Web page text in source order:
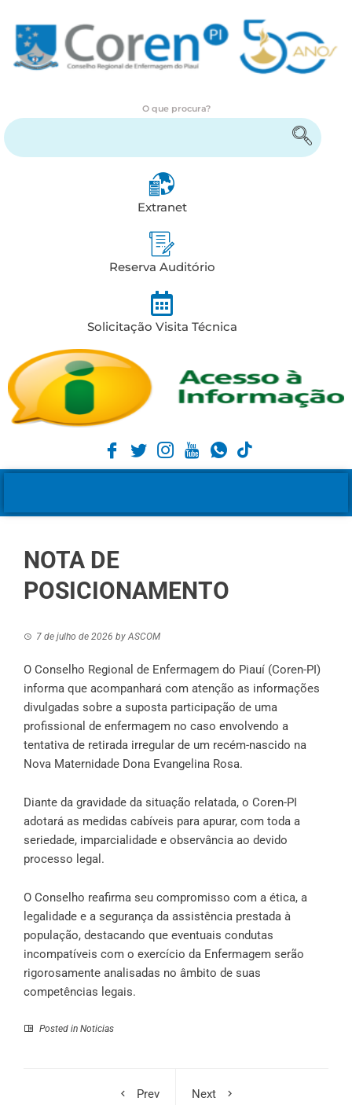
O que procura?
Extranet
Reserva Auditório
Solicitação Visita Técnica
NOTA DE
POSICIONAMENTO
7 de julho de 2026 byASCOM
O Conselho Regional de Enfermagem do Piauí (Coren-PI)
informa que acompanhará com atenção as informações
divulgadas sobre a suposta participação de uma
profissional de enfermagem no caso envolvendo a
tentativa de retirada irregular de um recém-nascido na
Nova Maternidade Dona Evangelina Rosa.
Diante da gravidade da situação relatada, o Coren-PI
adotará as medidas cabíveis para apurar, com toda a
seriedade, imparcialidade e observância ao devido
processo legal.
O Conselho reafirma seu compromisso com a ética, a
legalidade e a segurança da assistência prestada à
população, destacando que eventuais condutas
incompatíveis com o exercício da Enfermagem serão
rigorosamente analisadas no âmbito de suas
competências legais.
Posted in Noticias
Prev
Next